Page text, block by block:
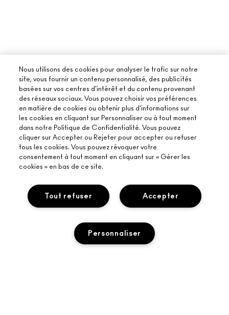
À PROPOS DE MAC
NOS MAQUILLEURS
PROGRAMME DE RECYCLAGE
BEAUTÉ CONSCIENTE
ACHETER EN LIGNE
MON COMPTE
S’ABONNER AUX E-MAILS
SUIVRE MA COMMANDE
VOTRE BOUTIQUE MAC
Nous utilisons des cookies pour analyser le trafic sur notre
site, vous fournir un contenu personnalisé, des publicités
basées sur vos centres d'intérêt et du contenu provenant
des réseaux sociaux. Vous pouvez choisir vos préférences
en matière de cookies ou obtenir plus d'informations sur
les cookies en cliquant sur Personnaliser ou à tout moment
dans notre Politique de Confidentialité. Vous pouvez
cliquer sur Accepter ou Rejeter pour accepter ou refuser
tous les cookies. Vous pouvez révoquer votre
consentement à tout moment en cliquant sur « Gérer les
cookies » en bas de ce site.
Accepter
Tout refuser
Personnaliser